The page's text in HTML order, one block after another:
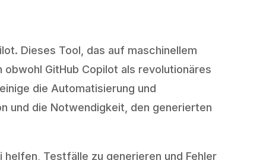
Dieses Tool, das auf maschinellem
GitHub Copilot als revolutionäres
die Automatisierung und
und die Notwendigkeit, den generierten
helfen, Testfälle zu generieren und Fehler